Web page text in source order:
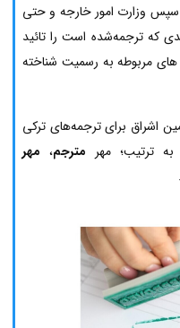
سپس وزارت امور خارجه و حتی
که ترجمه‌شده است را تائید
های مربوطه به رسمیت شناخته
اشراق برای ترجمه‌های ترکی
ترتیب؛ مهر مترجم، مهر